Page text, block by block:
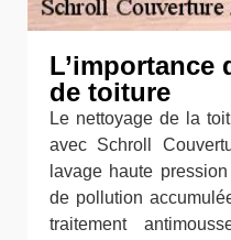
L’importance
de toiture
Le nettoyage de la
avec Schroll
lavage haute
de pollution
traitement